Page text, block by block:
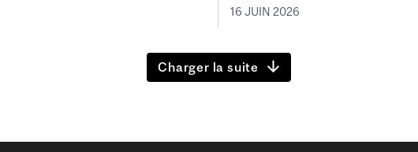
16 JUIN 2026
Charger la suite